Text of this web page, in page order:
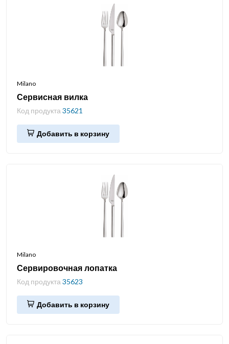
Milano
Сервисная вилка
Код продукта 35621
Добавить в корзину
Milano
Сервировочная лопатка
Код продукта 35623
Добавить в корзину